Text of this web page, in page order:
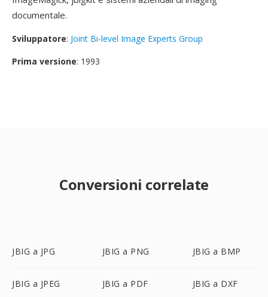
documentale.
Sviluppatore: Joint Bi-level Image Experts Group
Prima versione: 1993
Conversioni correlate
JBIG a JPG JBIG a PNG JBIG a BMP
JBIG a JPEG JBIG a PDF JBIG a DXF